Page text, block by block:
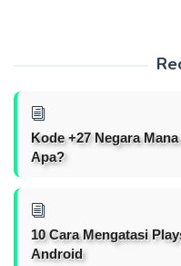
Kode +27 Negara
Apa?
10 Cara Mengatasi
Android